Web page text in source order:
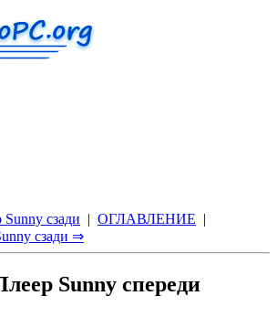
сзади | ОГЛАВЛЕНИЕ |
сзади ⇒
Sunny спереди